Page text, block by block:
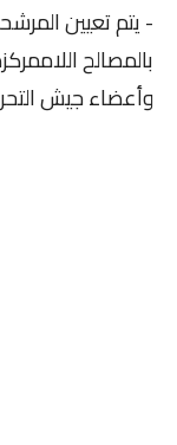
- يتم تعيين
بالمصالح
وأعضاء جيش